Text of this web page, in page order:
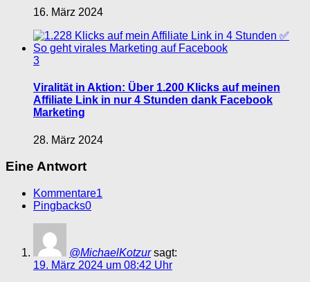
16. März 2024
3
Viralität in Aktion: Über 1.200 Klicks auf meinen
Affiliate Link in nur 4 Stunden dank Facebook
Marketing
28. März 2024
Eine Antwort
Kommentare1
Pingbacks0
@MichaelKotzur sagt:
19. März 2024 um 08:42 Uhr